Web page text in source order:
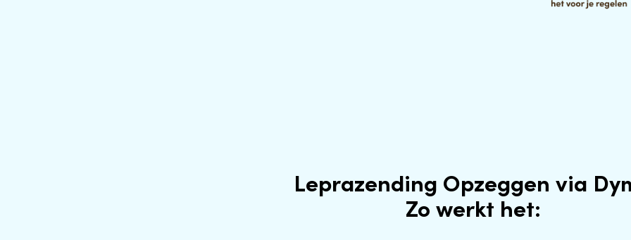
Leprazending Opzeggen via
Zo werkt het: